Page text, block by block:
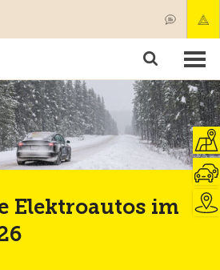
Elektroautos im